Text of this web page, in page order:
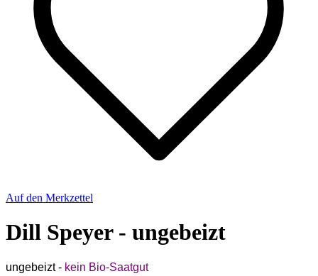
Auf den Merkzettel
Dill Speyer - ungebeizt
ungebeizt - kein Bio-Saatgut